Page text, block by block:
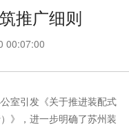
推广细则
00:07:00
室引发《关于推进装配式
》，进一步明确了苏州装